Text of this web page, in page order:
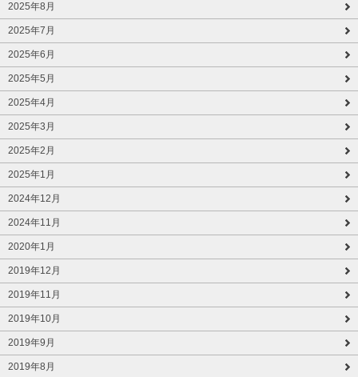
2025年8月
2025年7月
2025年6月
2025年5月
2025年4月
2025年3月
2025年2月
2025年1月
2024年12月
2024年11月
2020年1月
2019年12月
2019年11月
2019年10月
2019年9月
2019年8月